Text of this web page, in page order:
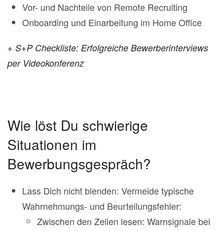
Vor- und Nachteile von Remote Recruiting
Onboarding und Einarbeitung im Home Office
+ S+P Checkliste: Erfolgreiche Bewerberinterviews
per Videokonferenz
Wie löst Du schwierige
Situationen im
Bewerbungsgespräch?
Lass Dich nicht blenden: Vermeide typische
Wahrnehmungs- und Beurteilungsfehler:
Zwischen den Zeilen lesen: Warnsignale bei